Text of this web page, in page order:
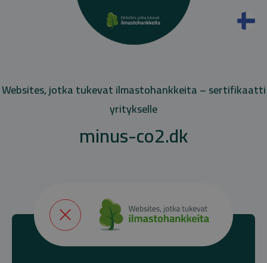
Websites, jotka tukevat ilmastohankkeita – sertifikaatti
yritykselle
minus-co2.dk